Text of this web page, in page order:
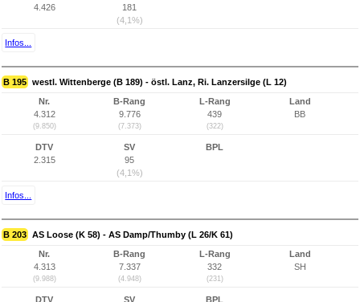
4.426
181
(4,1%)
Infos...
B 195 westl. Wittenberge (B 189) - östl. Lanz, Ri. Lanzersilge (L 12)
Nr.
4.312
(9.850)
B-Rang
9.776
(7.373)
L-Rang
439
(322)
Land
BB
DTV
2.315
SV
95
(4,1%)
BPL
Infos...
B 203 AS Loose (K 58) - AS Damp/Thumby (L 26/K 61)
Nr.
4.313
(9.988)
B-Rang
7.337
(4.948)
L-Rang
332
(231)
Land
SH
DTV SV BPL